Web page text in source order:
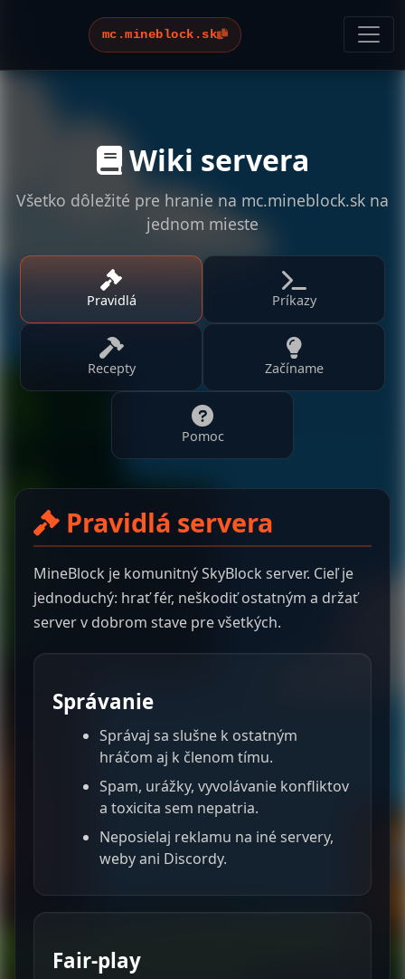
mc.mineblock.sk
Wiki servera
Všetko dôležité pre hranie na mc.mineblock.sk na
jednom mieste
Pravidlá Príkazy
Recepty Začíname
Pomoc
Pravidlá servera
MineBlock je komunitný SkyBlock server. Cieľ je
jednoduchý: hrať fér, neškodiť ostatným a držať
server v dobrom stave pre všetkých.
Správanie
Správaj sa slušne k ostatným
hráčom aj k členom tímu.
Spam, urážky, vyvolávanie konfliktov
a toxicita sem nepatria.
Neposielaj reklamu na iné servery,
weby ani Discordy.
Fair-play